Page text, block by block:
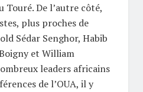
Touré. De l’autre côté,
plus proches de
Sédar Senghor, Habib
et William
leaders africains
de l’OUA, il y